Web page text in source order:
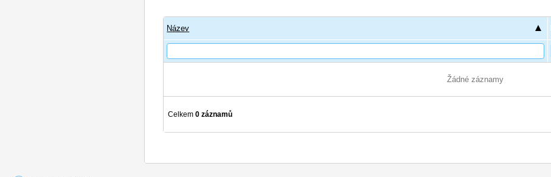
Název
Žádné záznamy
Celkem 0 záznamů